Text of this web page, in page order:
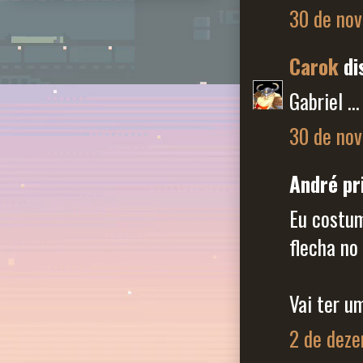
30 de
Carok
Gabriel
30 de
André
Eu
flecha
Vai ter
2 de